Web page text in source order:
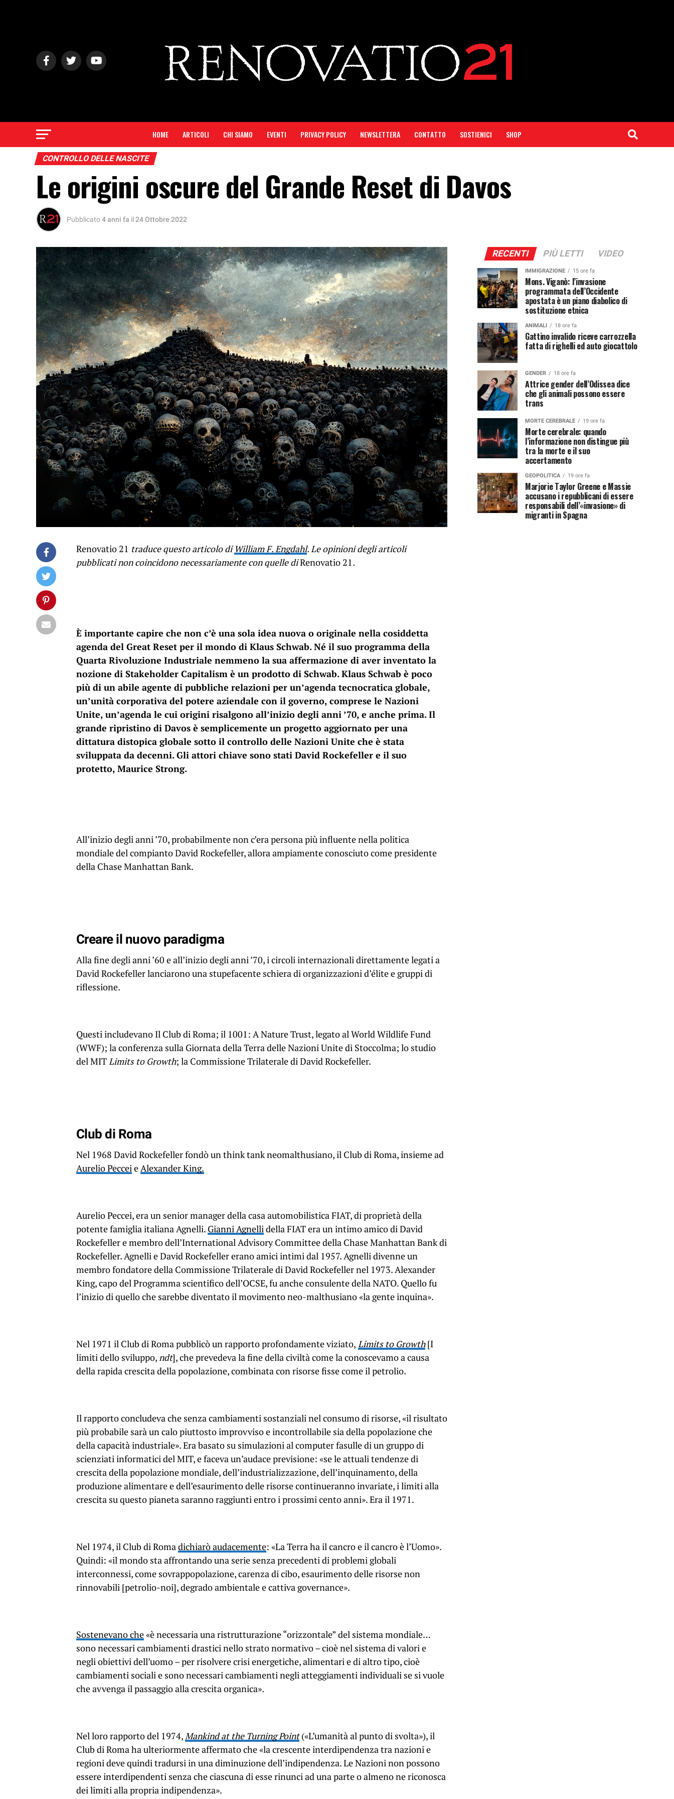
HOME ARTICOLI CHI SIAMO EVENTI PRIVACY POLICY NEWSLETTERA CONTATTO SOSTIENICI SHOP
CONTROLLO DELLE NASCITE
Le origini oscure del Grande Reset di Davos
Pubblicato4 anni fa il24 Ottobre 2022
Renovatio 21 traduce questo articolo di William F. Engdahl. Le opinioni degli articoli
pubblicati non coincidono necessariamente con quelle diRenovatio 21.
È importante capire che non c’è una sola idea nuova o originale nella cosiddetta
agenda del Great Reset per il mondo di Klaus Schwab. Né il suo programma della
Quarta Rivoluzione Industriale nemmeno la sua affermazione di aver inventato la
nozione di Stakeholder Capitalism è un prodotto di Schwab. Klaus Schwab è poco
più di un abile agente di pubbliche relazioni per un’agenda tecnocratica globale,
un’unità corporativa del potere aziendale con il governo, comprese le Nazioni
Unite, un’agenda le cui origini risalgono all’inizio degli anni ’70, e anche prima. Il
grande ripristino di Davos è semplicemente un progetto aggiornato per una
dittatura distopica globale sotto il controllo delle Nazioni Unite che è stata
sviluppata da decenni. Gli attori chiave sono stati David Rockefeller e il suo
protetto, Maurice Strong.
All’inizio degli anni ’70, probabilmente non c’era persona più influente nella politica
mondiale del compianto David Rockefeller, allora ampiamente conosciuto come presidente
della Chase Manhattan Bank.
Creare il nuovo paradigma
Alla fine degli anni ’60 e all’inizio degli anni ’70, i circoli internazionali direttamente legati a
David Rockefeller lanciarono una stupefacente schiera di organizzazioni d’élite e gruppi di
riflessione.
Questi includevano Il Club di Roma; il 1001: A Nature Trust, legato al World Wildlife Fund
(WWF); la conferenza sulla Giornata della Terra delle Nazioni Unite di Stoccolma; lo studio
del MITLimits to Growth; la Commissione Trilaterale di David Rockefeller.
Club di Roma
Nel 1968 David Rockefeller fondò un think tank neomalthusiano, il Club di Roma, insieme ad
Aurelio PecceieAlexander King.
Aurelio Peccei, era un senior manager della casa automobilistica FIAT, di proprietà della
potente famiglia italiana Agnelli. Gianni Agnellidella FIAT era un intimo amico di David
Rockefeller e membro dell’International Advisory Committee della Chase Manhattan Bank di
Rockefeller. Agnelli e David Rockefeller erano amici intimi dal 1957. Agnelli divenne un
membro fondatore della Commissione Trilaterale di David Rockefeller nel 1973. Alexander
King, capo del Programma scientifico dell’OCSE, fu anche consulente della NATO. Quello fu
l’inizio di quello che sarebbe diventato il movimento neo-malthusiano «la gente inquina».
Nel 1971 il Club di Roma pubblicò un rapporto profondamente viziato, Limits to Growth [I
limiti dello sviluppo,ndt], che prevedeva la fine della civiltà come la conoscevamo a causa
della rapida crescita della popolazione, combinata con risorse fisse come il petrolio.
Il rapporto concludeva che senza cambiamenti sostanziali nel consumo di risorse, «il risultato
più probabile sarà un calo piuttosto improvviso e incontrollabile sia della popolazione che
della capacità industriale». Era basato su simulazioni al computer fasulle di un gruppo di
scienziati informatici del MIT, e faceva un’audace previsione: «se le attuali tendenze di
crescita della popolazione mondiale, dell’industrializzazione, dell’inquinamento, della
produzione alimentare e dell’esaurimento delle risorse continueranno invariate, i limiti alla
crescita su questo pianeta saranno raggiunti entro i prossimi cento anni». Era il 1971.
Nel 1974, il Club di Romadichiarò audacemente: «La Terra ha il cancro e il cancro è l’Uomo».
Quindi: «il mondo sta affrontando una serie senza precedenti di problemi globali
interconnessi, come sovrappopolazione, carenza di cibo, esaurimento delle risorse non
rinnovabili [petrolio-noi], degrado ambientale e cattiva governance».
Sostenevano che«è necessaria una ristrutturazione “orizzontale” del sistema mondiale…
sono necessari cambiamenti drastici nello strato normativo – cioè nel sistema di valori e
negli obiettivi dell’uomo – per risolvere crisi energetiche, alimentari e di altro tipo, cioè
cambiamenti sociali e sono necessari cambiamenti negli atteggiamenti individuali se si vuole
che avvenga il passaggio alla crescita organica».
Nel loro rapporto del 1974,Mankind at the Turning Point («L’umanità al punto di svolta»), il
Club di Roma ha ulteriormente affermato che «la crescente interdipendenza tra nazioni e
regioni deve quindi tradursi in una diminuzione dell’indipendenza. Le Nazioni non possono
essere interdipendenti senza che ciascuna di esse rinunci ad una parte o almeno ne riconosca
dei limiti alla propria indipendenza».
RECENTI PIÙ LETTI VIDEO
IMMIGRAZIONE 15 ore fa
Mons. Viganò: l’invasione
programmata dell’Occidente
apostata è un piano diabolico di
sostituzione etnica
ANIMALI 18 ore fa
Gattino invalido riceve carrozzella
fatta di righelli ed auto giocattolo
GENDER 18 ore fa
Attrice gender dell’Odissea dice
che gli animali possono essere
trans
MORTE CEREBRALE 19 ore fa
Morte cerebrale: quando
l’informazione non distingue più
tra la morte e il suo
accertamento
GEOPOLITICA 19 ore fa
Marjorie Taylor Greene e Massie
accusano i repubblicani di essere
responsabili dell’«invasione» di
migranti in Spagna